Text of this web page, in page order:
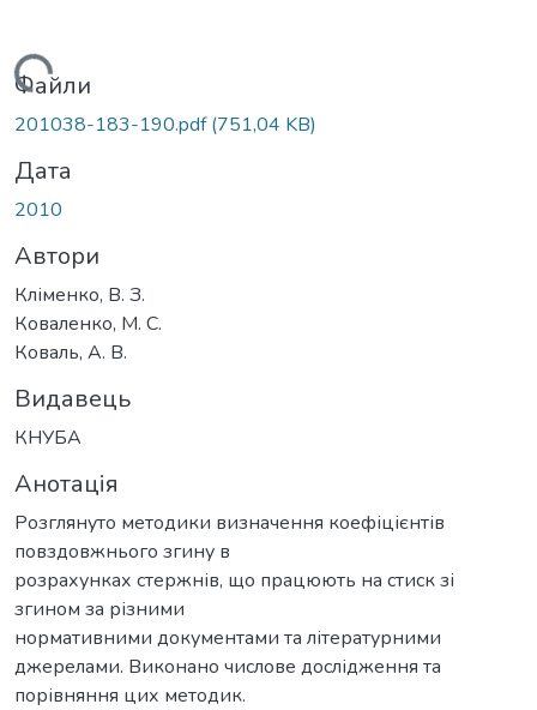
Вантажиться...
Файли
201038-183-190.pdf(751,04 KB)
Дата
2010
Автори
Кліменко, В. З.
Коваленко, М. С.
Коваль, А. В.
Видавець
КНУБА
Анотація
Розглянуто методики визначення коефіцієнтів
повздовжнього згину в
розрахунках стержнів, що працюють на стиск зі
згином за різними
нормативними документами та літературними
джерелами. Виконано числове дослідження та
порівняння цих методик.